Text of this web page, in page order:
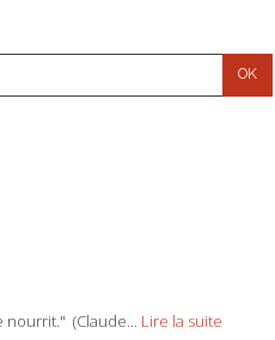
(Claude... Lire la suite